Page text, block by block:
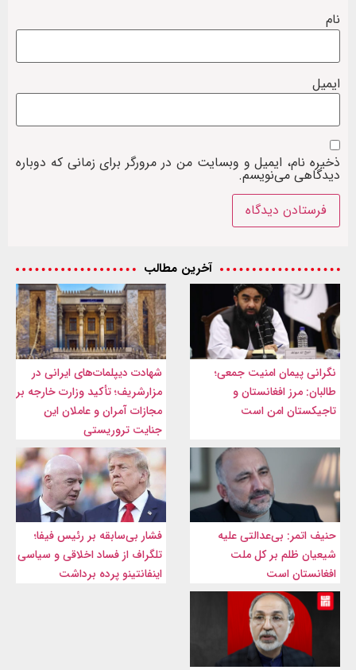
نام
ایمیل
ذخیره نام، ایمیل و وبسایت من در مرورگر برای زمانی که دوباره
دیدگاهی می‌نویسم.
آخرین مطالب
نگرانی پیمان امنیت جمعی؛
طالبان: مرز افغانستان و
تاجیکستان امن است
شهادت‌ دیپلمات‌های ایرانی در
مزارشریف؛ تأکید وزارت خارجه بر
مجازات آمران و عاملان این
جنایت تروریستی
حنیف اتمر: بی‌عدالتی علیه
شیعیان ظلم بر کل ملت
افغانستان است
فشار بی‌سابقه بر رئیس فیفا؛
تلگراف از فساد اخلاقی و سیاسی
اینفانتینو پرده برداشت